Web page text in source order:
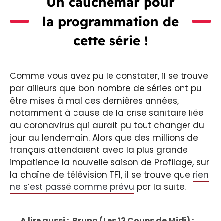
la programmation de
cette série !
Comme vous avez pu le constater, il se trouve
par ailleurs que bon nombre de séries ont pu
être mises à mal ces dernières années,
notamment à cause de la crise sanitaire liée
au coronavirus qui aurait pu tout changer du
jour au lendemain. Alors que des millions de
français attendaient avec la plus grande
impatience la nouvelle saison de Profilage, sur
la chaîne de télévision TF1, il se trouve que rien
ne s’est passé comme prévu par la suite.